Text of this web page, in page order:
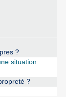
?
situation
?